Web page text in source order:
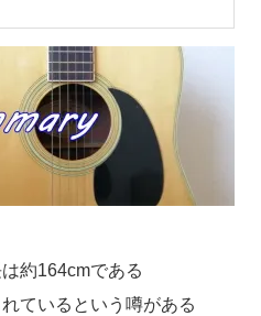
約164cmである
ているという噂がある